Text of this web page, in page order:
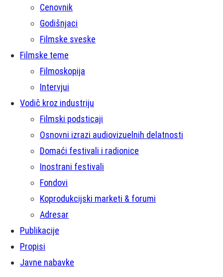
Cenovnik
Godišnjaci
Filmske sveske
Filmske teme
Filmoskopija
Intervjui
Vodič kroz industriju
Filmski podsticaji
Osnovni izrazi audiovizuelnih delatnosti
Domaći festivali i radionice
Inostrani festivali
Fondovi
Koprodukcijski marketi & forumi
Adresar
Publikacije
Propisi
Javne nabavke